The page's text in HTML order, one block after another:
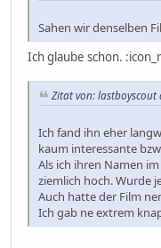
Sahen wir denselben
Ich glaube schon.
Zitat von: lastboyscout
Ich fand ihn eher
kaum interessante
Als ich ihren Namen
ziemlich hoch. Wurde
Auch hatte der Film
Ich gab ne extrem